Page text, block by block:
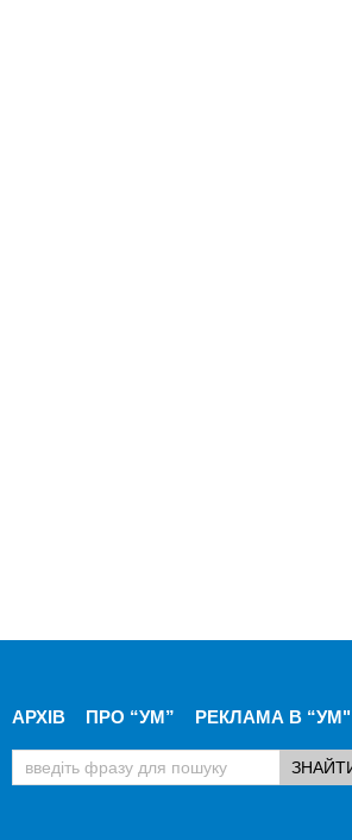
АРХІВ ПРО “УМ” РЕКЛАМА В “УМ"